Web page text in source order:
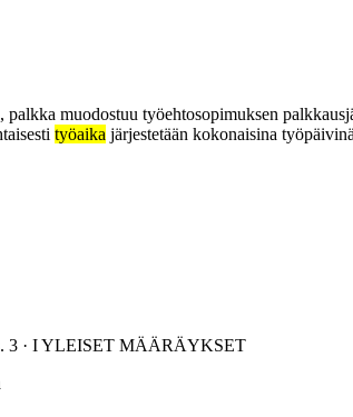
muodostuu työehtosopimuksen
työaika järjestetään kokonaisina
3 · I YLEISET MÄÄRÄYKSET